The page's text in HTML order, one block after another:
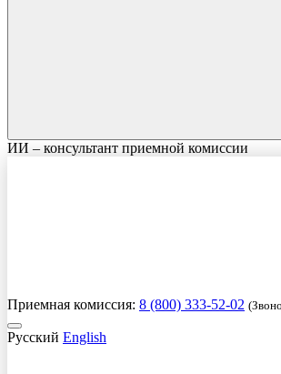
ИИ – консультант приемной комиссии
Приемная комиссия: 8 (800) 333-52-02
Русский English